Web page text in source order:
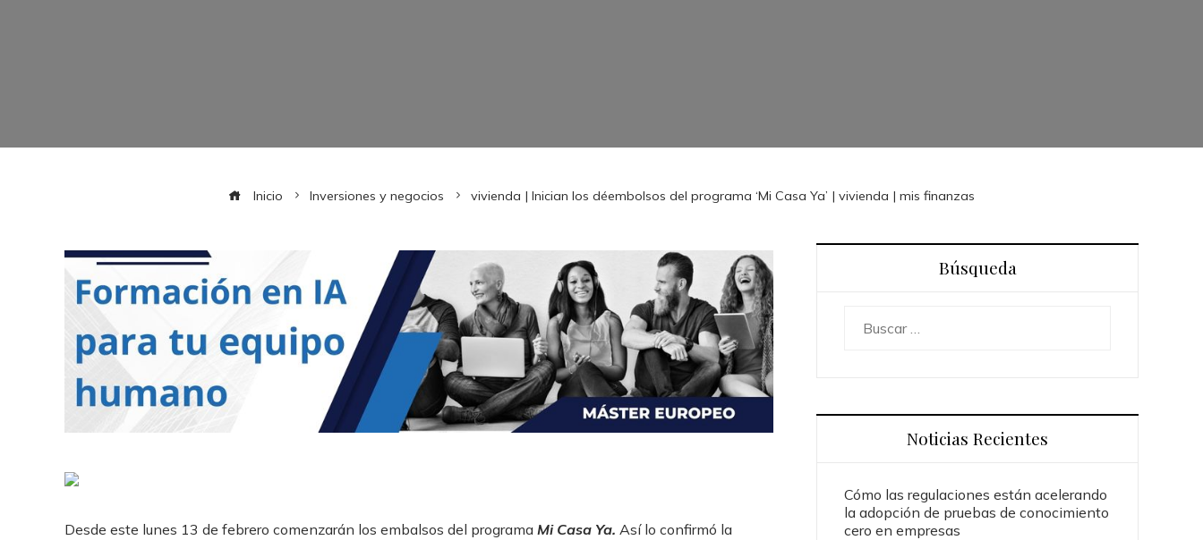
Inicio Inversiones y negocios vivienda | Inician los déembolsos del programa ‘Mi Casa Ya’ | vivienda | mis finanzas
Desde este lunes 13 de febrero comenzarán los embalsos del programa Mi Casa Ya. Así lo confirmó la
Búsqueda
Noticias Recientes
Cómo las regulaciones están acelerando
la adopción de pruebas de conocimiento
cero en empresas